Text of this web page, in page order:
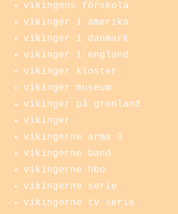
vikingens förskola
vikinger i amerika
vikinger i danmark
vikinger i england
vikinger kloster
vikinger museum
vikinger på grønland
vikinger
vikingerne arma 3
vikingerne band
vikingerne hbo
vikingerne serie
vikingerne tv serie